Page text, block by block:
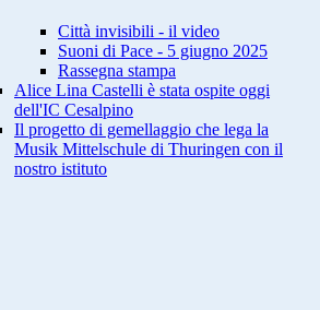
Città invisibili - il video
Suoni di Pace - 5 giugno 2025
Rassegna stampa
Alice Lina Castelli è stata ospite oggi
dell'IC Cesalpino
Il progetto di gemellaggio che lega la
Musik Mittelschule di Thuringen con il
nostro istituto